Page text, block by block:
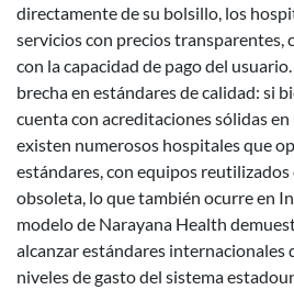
directamente de su bolsillo, los
servicios con precios transparentes,
con la capacidad de pago del
brecha en estándares de calidad: si
cuenta con acreditaciones sólidas en
existen numerosos hospitales que
estándares, con equipos
obsoleta, lo que también ocurre en
modelo de Narayana Health
alcanzar estándares internacionales
niveles de gasto del sistema